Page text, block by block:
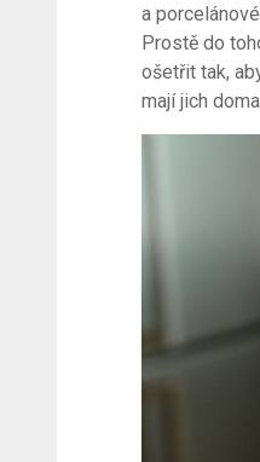
a
Prostě do
ošetřit tak,
mají jich